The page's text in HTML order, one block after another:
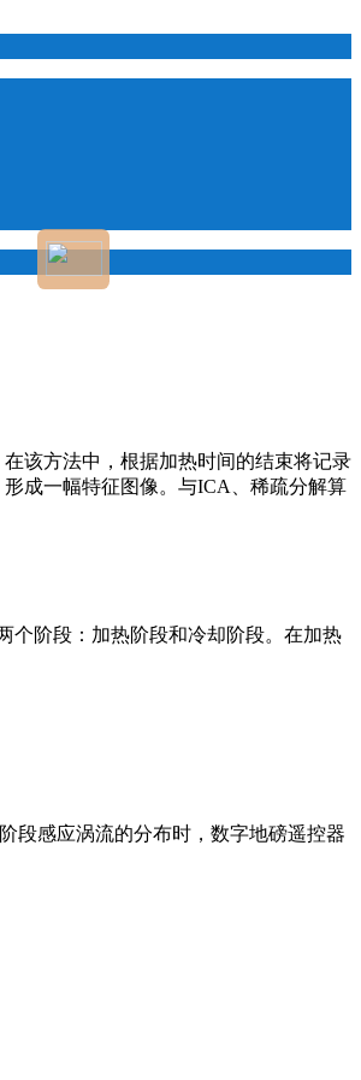
该方法中，根据加热时间的结束将记录
成一幅特征图像。与ICA、稀疏分解算
个阶段：加热阶段和冷却阶段。在加热
段感应涡流的分布时，数字地磅遥控器